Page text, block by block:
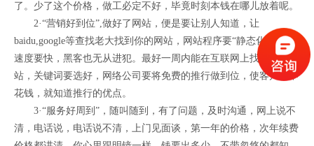
了。少了这个价格，做工必定不好，毕竟时刻本钱在哪儿放着呢。
2·“营销好到位”,做好了网站，便是要让别人知道，让
baidu,google等查找老大找到你的网站，网站程序要“静态化”，翻开
速度要快，黑客也无从进犯。最好一周内能在互联网上找到你网
站，关键词要选好，网络公司要将免费的推行做到位，使客户先不
花钱，就知道推行的优点。
3·“服务好周到”，随叫随到，有了问题，及时沟通，网上说不
清，电话说，电话说不清，上门见面谈，第一年的价格，次年续费